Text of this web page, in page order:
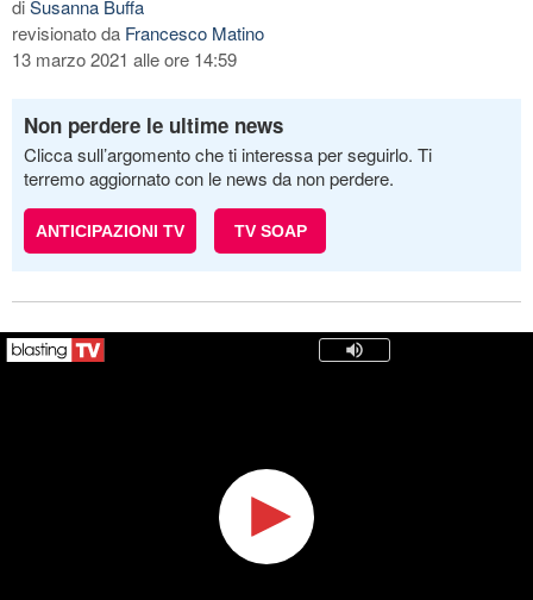
diSusanna Buffa
revisionato da Francesco Matino
13 marzo 2021 alle ore 14:59
Non perdere le ultime news
Clicca sull’argomento che ti interessa per seguirlo. Ti
terremo aggiornato con le news da non perdere.
ANTICIPAZIONI TV TV SOAP